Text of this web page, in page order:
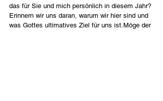
das für Sie und mich persönlich in diesem Jahr?
Erinnern wir uns daran, warum wir hier sind und
was Gottes ultimatives Ziel für uns ist.Möge der